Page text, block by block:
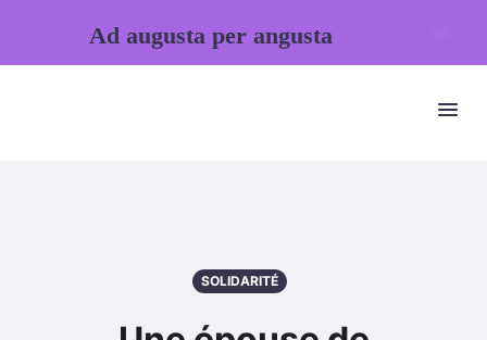
SOLIDARITÉ
Ad augusta per angusta